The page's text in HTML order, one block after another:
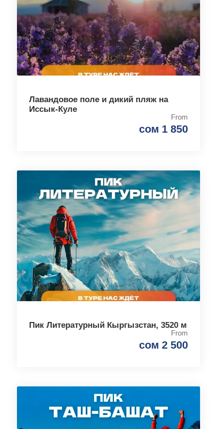
Лавандовое поле и дикий пляж на
Иссык-Куле
From
сом 1 850
Пик Литературный Кыргызстан, 3520 м
From
сом 2 500